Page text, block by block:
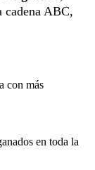
cadena ABC,
con más
en toda la